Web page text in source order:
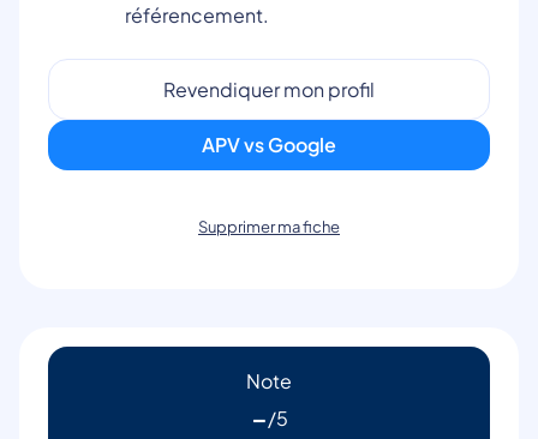
référencement.
Revendiquer mon profil
APV vs Google
Supprimer ma fiche
Note
-